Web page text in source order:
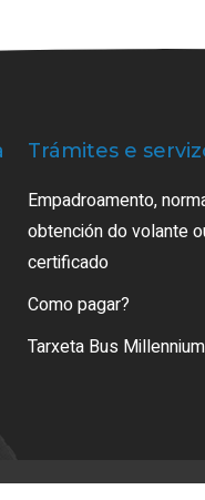
Trámites e
Empadroamento,
obtención do volante
certificado
Como pagar?
Tarxeta Bus